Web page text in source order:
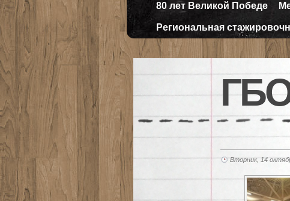
80 лет Великой Победе
Региональная
Вторник, 14